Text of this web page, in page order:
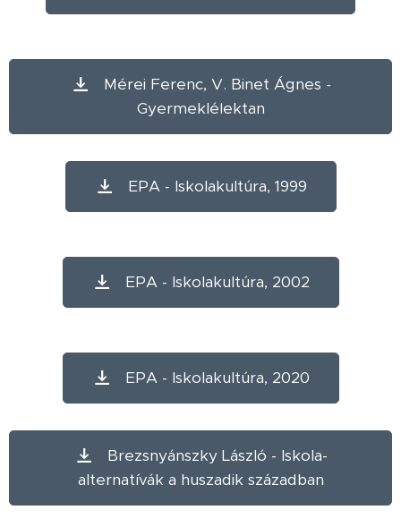
Mérei Ferenc, V. Binet Ágnes -
Gyermeklélektan
EPA - Iskolakultúra, 1999
EPA - Iskolakultúra, 2002
EPA - Iskolakultúra, 2020
Brezsnyánszky László - Iskola-
alternatívák a huszadik században